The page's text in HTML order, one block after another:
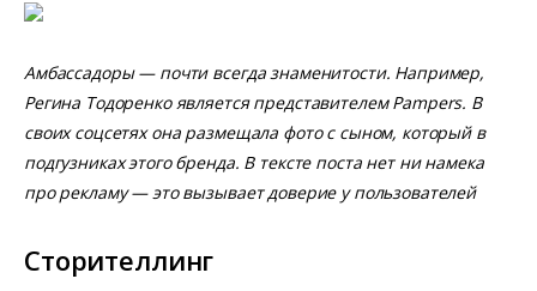
Амбассадоры — почти всегда знаменитости. Например,
Регина Тодоренко является представителем Pampers. В
своих соцсетях она размещала фото с сыном, который в
подгузниках этого бренда. В тексте поста нет ни намека
про рекламу — это вызывает доверие у пользователей
Сторителлинг